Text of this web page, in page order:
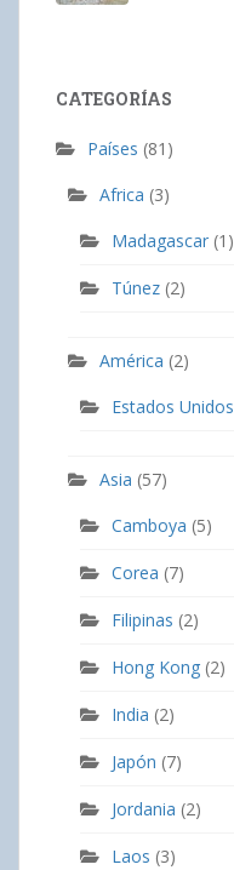
CATEGORÍAS
Países (81)
Africa (3)
Madagascar (1)
Túnez (2)
América (2)
Estados Unidos
Asia (57)
Camboya (5)
Corea (7)
Filipinas (2)
Hong Kong (2)
India (2)
Japón (7)
Jordania (2)
Laos (3)